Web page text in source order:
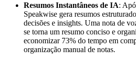
Resumos Instantâneos de IA:
Speakwise gera resumos
decisões e insights. Uma nota de
se torna um resumo conciso e
economizar 73% do tempo em
organização manual de notas.